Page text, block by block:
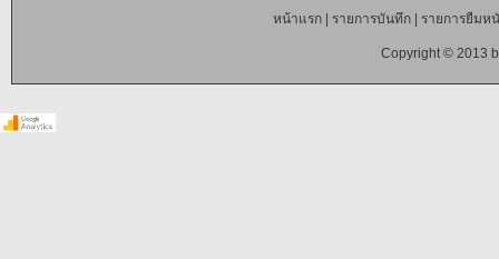
หน้าแรก| รายการบันทึก| รายการยืมห
Copyright © 2013